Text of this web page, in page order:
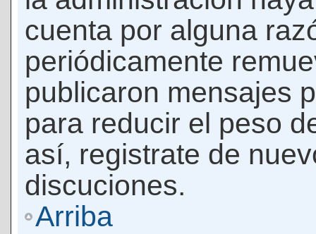
cuenta por alguna
periódicamente
publicaron mensajes
para reducir el peso
así, registrate de
discuciones.
Arriba